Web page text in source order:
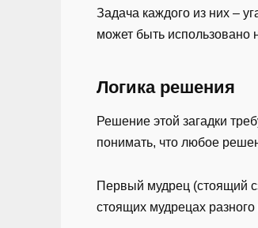
Задача каждого из них –
может быть использовано
Логика решения
Решение этой загадки
понимать, что любое
Первый мудрец (стоящий
стоящих мудрецах